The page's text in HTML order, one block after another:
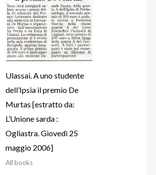
Ulassai. A uno studente
dell’Ipsia il premio De
Murtas [estratto da:
L’Unione sarda :
Ogliastra. Giovedì 25
maggio 2006]
All books